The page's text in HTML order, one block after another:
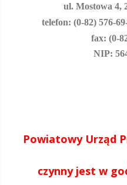
ul. Mostowa 4,
telefon: (0-82) 576-
fax: (0-
NIP:
Powiatowy Urząd
czynny jest w